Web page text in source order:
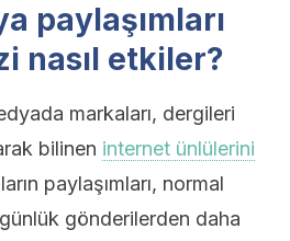
paylaşımları
nasıl etkiler?
markaları, dergileri
bilinen internet ünlülerini
paylaşımları, normal
günlük gönderilerden daha